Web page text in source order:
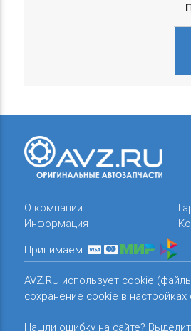
О компании
Информация
Принимаем:
AVZ.RU использует cookie
сохранение cookie в настройках
Нашли ошибку на сайте?